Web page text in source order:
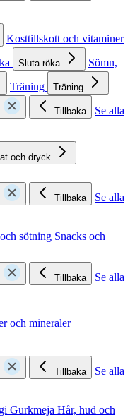
Kosttillskott och vitaminer
Sluta röka
Sömn,
Träning Träning
Tillbaka
Se alla
och dryck
Tillbaka
Se alla
sötning Snacks och
Tillbaka
Se alla
och mineraler
Tillbaka
Se alla
Gurkmeja Hår, hud och